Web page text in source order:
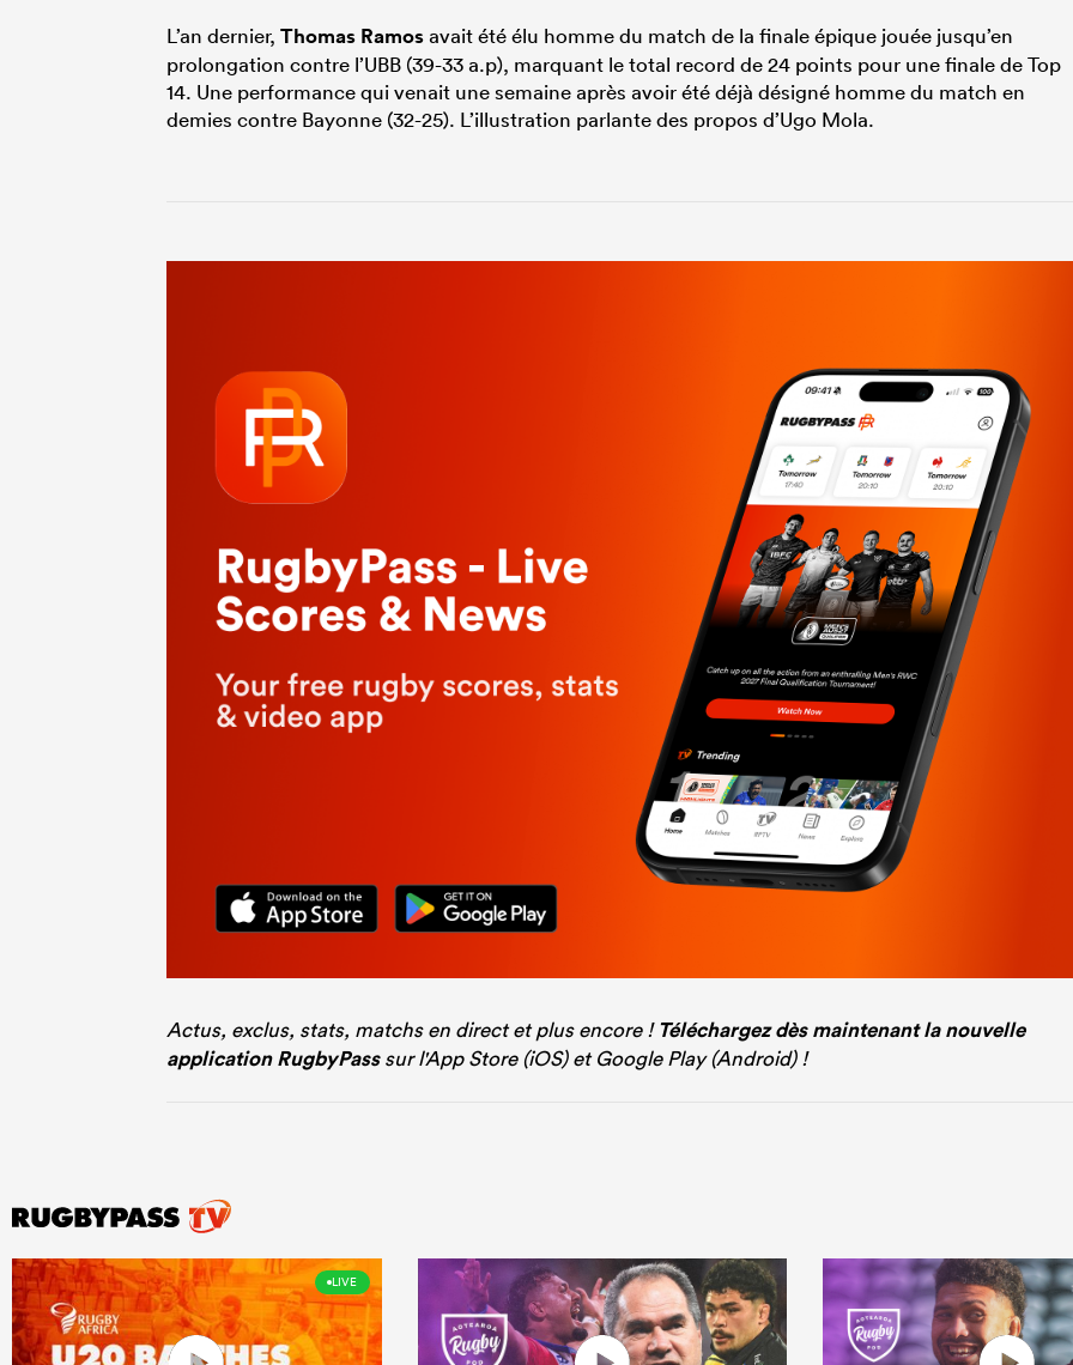
L’an dernier, Thomas Ramosavait été élu homme du match de la finale épique jouée jusqu’en
prolongation contre l’UBB (39-33 a.p), marquant le total record de 24 points pour une finale de Top
14. Une performance qui venait une semaine après avoir été déjà désigné homme du match en
demies contre Bayonne (32-25). L’illustration parlante des propos d’Ugo Mola.
Actus, exclus, stats, matchs en direct et plus encore !Téléchargez dès maintenant la nouvelle
application RugbyPasssur l'App Store (iOS) et Google Play (Android) !
LIVE